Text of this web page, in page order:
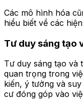
Các mô hình hóa
hiểu biết về các
Tư duy sáng tạo
Tư duy sáng tạo và
quan trọng trong
kiến, ý tưởng và
cư đóng góp vào